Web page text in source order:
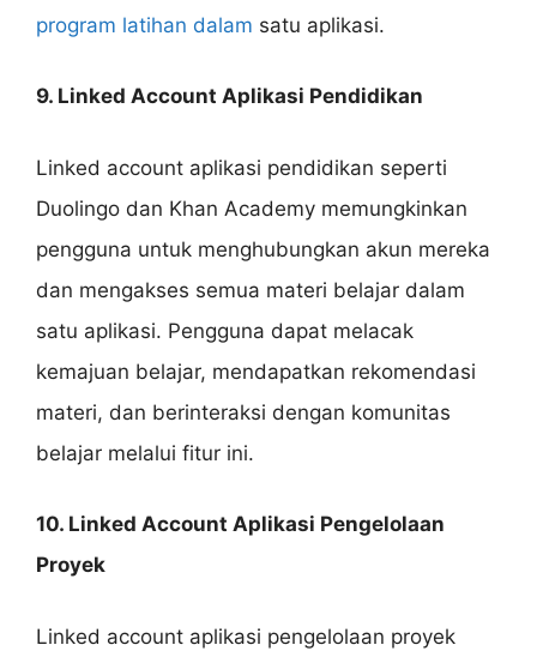
program latihan dalam satu aplikasi.
9. Linked Account Aplikasi Pendidikan
Linked account aplikasi pendidikan seperti
Duolingo dan Khan Academy memungkinkan
pengguna untuk menghubungkan akun mereka
dan mengakses semua materi belajar dalam
satu aplikasi. Pengguna dapat melacak
kemajuan belajar, mendapatkan rekomendasi
materi, dan berinteraksi dengan komunitas
belajar melalui fitur ini.
10. Linked Account Aplikasi Pengelolaan
Proyek
Linked account aplikasi pengelolaan proyek